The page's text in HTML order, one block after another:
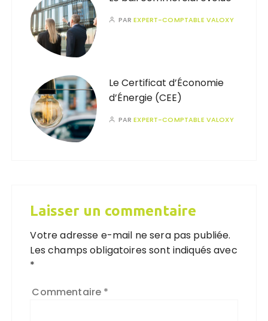
PAREXPERT-COMPTABLE VALOXY
Le Certificat d’Économie
d’Énergie (CEE)
PAREXPERT-COMPTABLE VALOXY
Laisser un commentaire
Votre adresse e-mail ne sera pas publiée.
Les champs obligatoires sont indiqués avec
*
Commentaire *